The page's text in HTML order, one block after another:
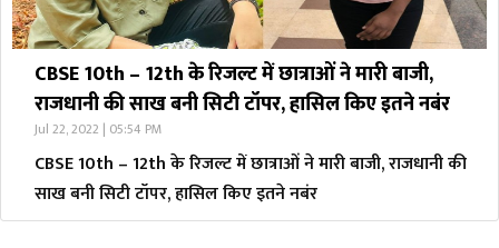
CBSE 10th – 12th के रिजल्ट में छात्राओं ने मारी बाजी,
राजधानी की साख बनी सिटी टॉपर, हासिल किए इतने नबंर
Jul 22, 2022 | 05:54 PM
CBSE 10th – 12th के रिजल्ट में छात्राओं ने मारी बाजी, राजधानी की
साख बनी सिटी टॉपर, हासिल किए इतने नबंर